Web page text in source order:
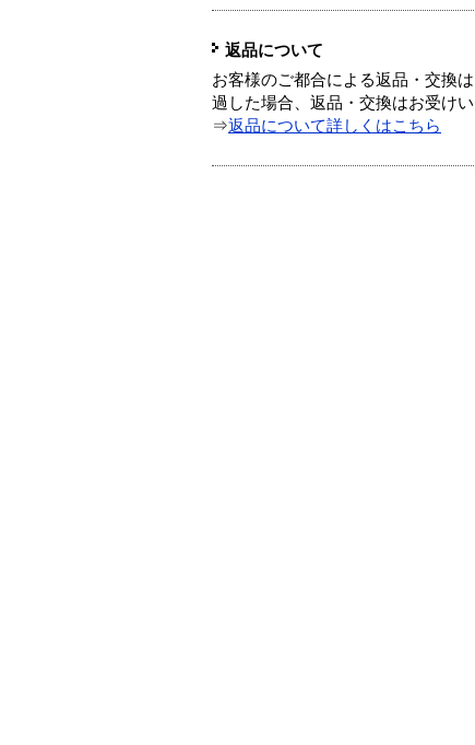
返品について
お客様のご都合による返品・交換
過した場合、返品・交換はお受けい
⇒返品について詳しくはこちら